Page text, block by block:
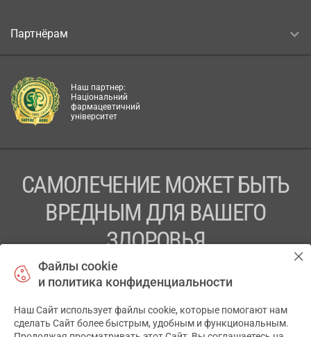
Партнёрам
Наш партнер:
Національний
фармацевтичний
університет
САМОЛЕЧЕНИЕ МОЖЕТ БЫТЬ
ВРЕДНЫМ ДЛЯ ВАШЕГО
ЗДОРОВЬЯ
ПЕРЕД ПРИМЕНЕНИЕМ ПРЕПАРАТА
ПРОКОНСУЛЬТИРУЙТЕСЬ С ВРАЧОМ
ТОВ «АПТЕКА 911.ЮА» Код ЄДРПОУ 43631965.
Файлы cookie
и политика конфиденциальности
Наш Сайт использует файлы cookie, которые помогают нам
сделать Сайт более быстрым, удобным и функциональным.
✕